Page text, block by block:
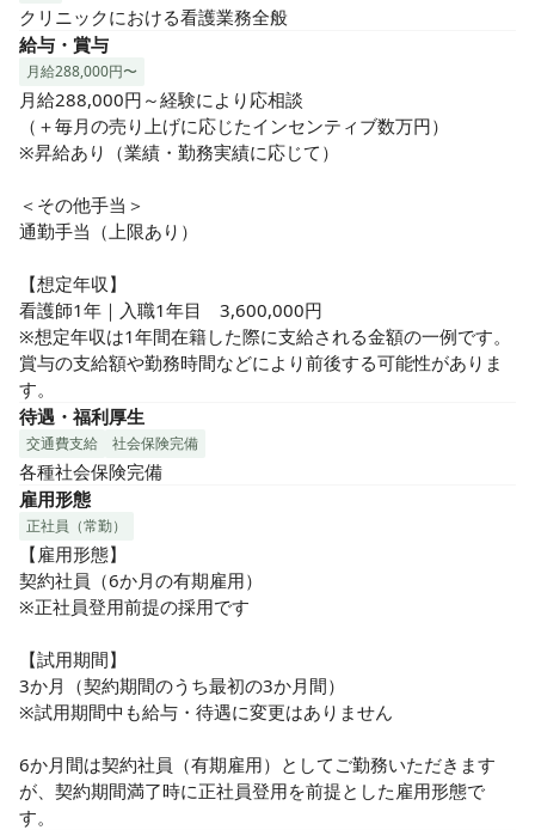
クリニックにおける看護業務全般
給与・賞与
月給288,000円〜
月給288,000円～経験により応相談
（＋毎月の売り上げに応じたインセンティブ数万円）
※昇給あり（業績・勤務実績に応じて）
＜その他手当＞
通勤手当（上限あり）
【想定年収】
看護師1年｜入職1年目　3,600,000円
※想定年収は1年間在籍した際に支給される金額の一例です。
賞与の支給額や勤務時間などにより前後する可能性がありま
す。
待遇・福利厚生
交通費支給 社会保険完備
各種社会保険完備
雇用形態
正社員（常勤）
【雇用形態】
契約社員（6か月の有期雇用）
※正社員登用前提の採用です
【試用期間】
3か月（契約期間のうち最初の3か月間）
※試用期間中も給与・待遇に変更はありません
6か月間は契約社員（有期雇用）としてご勤務いただきます
が、契約期間満了時に正社員登用を前提とした雇用形態で
す。